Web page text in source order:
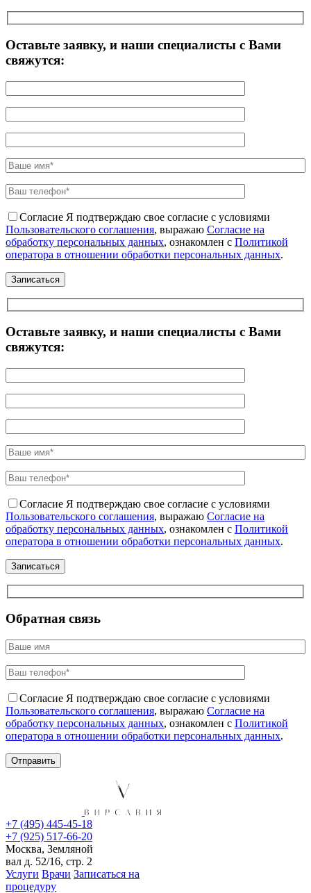
Оставьте заявку, и наши специалисты с Вами
свяжутся:
Согласие Я подтверждаю свое согласие с условиями
Пользовательского соглашения, выражаю Согласие на
обработку персональных данных, ознакомлен с Политикой
оператора в отношении обработки персональных данных.
Оставьте заявку, и наши специалисты с Вами
свяжутся:
Согласие Я подтверждаю свое согласие с условиями
Пользовательского соглашения, выражаю Согласие на
обработку персональных данных, ознакомлен с Политикой
оператора в отношении обработки персональных данных.
Обратная связь
Согласие Я подтверждаю свое согласие с условиями
Пользовательского соглашения, выражаю Согласие на
обработку персональных данных, ознакомлен с Политикой
оператора в отношении обработки персональных данных.
+7 (495) 445-45-18
+7 (925) 517-66-20
Москва, Земляной
вал д. 52/16, стр. 2
Услуги Врачи Записаться на
процедуру